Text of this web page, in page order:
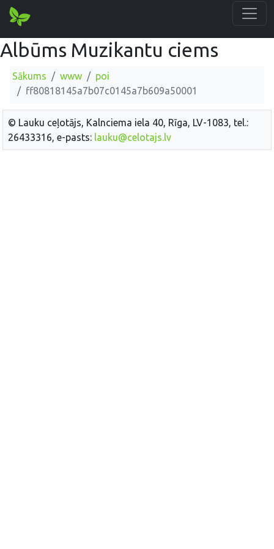
Albūms Muzikantu ciems
Sākums www
poi
ff80818145a7b07c0145a7b609a50001
© Lauku ceļotājs, Kalnciema iela 40, Rīga, LV-1083, tel.:
26433316, e-pasts: lauku@celotajs.lv